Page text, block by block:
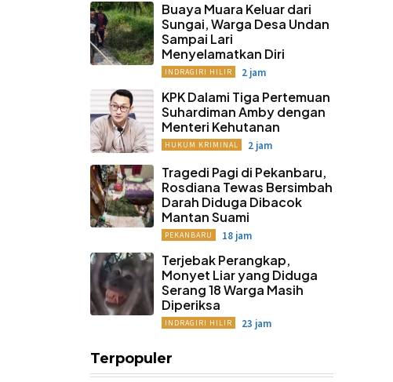
Buaya Muara Keluar dari
Sungai, Warga Desa Undan
Sampai Lari
Menyelamatkan Diri
INDRAGIRI HILIR 2 jam
KPK Dalami Tiga Pertemuan
Suhardiman Amby dengan
Menteri Kehutanan
HUKUM KRIMINAL 2 jam
Tragedi Pagi di Pekanbaru,
Rosdiana Tewas Bersimbah
Darah Diduga Dibacok
Mantan Suami
PEKANBARU 18 jam
Terjebak Perangkap,
Monyet Liar yang Diduga
Serang 18 Warga Masih
Diperiksa
INDRAGIRI HILIR 23 jam
Terpopuler